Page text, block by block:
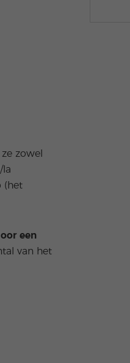
zowel
la
(het
een
van het